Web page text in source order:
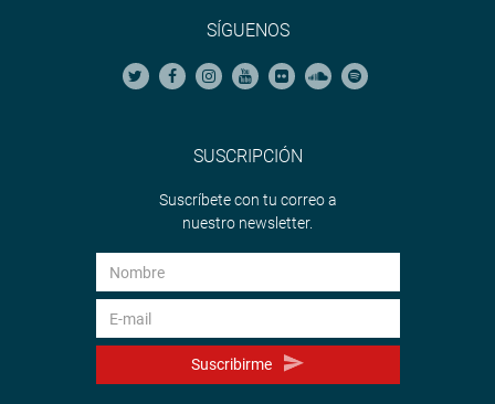
SÍGUENOS
SUSCRIPCIÓN
Suscríbete con tu correo a
nuestro newsletter.
Suscribirme